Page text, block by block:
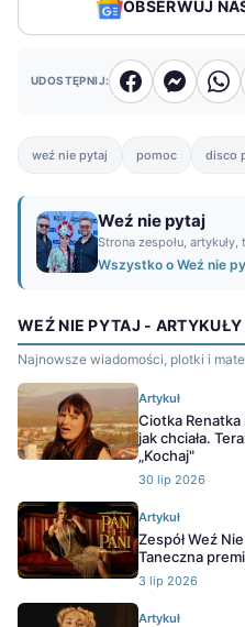
OBSERWUJ
UDOSTĘPNIJ:
weź nie pytaj pomoc disco
Weź nie pytaj
Strona zespołu,
Wszystko o Weź nie
WEŹ NIE PYTAJ - ARTYKUŁY
Najnowsze wiadomości, plotki i
Artykuł
Ciotka Renatka
jak chciała.
„Kochaj"
30 lip 2026
Artykuł
Zespół Weź
Taneczna
3 lip 2026
Artykuł